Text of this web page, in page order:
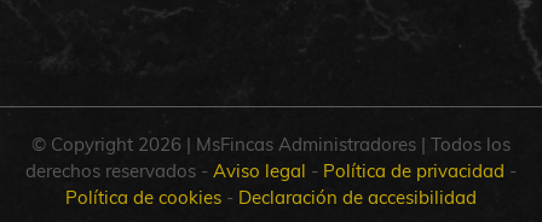
© Copyright 2026 | MsFincas Administradores | Todos los
derechos reservados - Aviso legal - Política de privacidad -
Política de cookies - Declaración de accesibilidad